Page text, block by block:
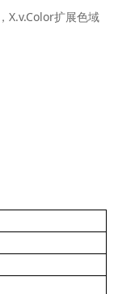
X.v.Color扩展色域